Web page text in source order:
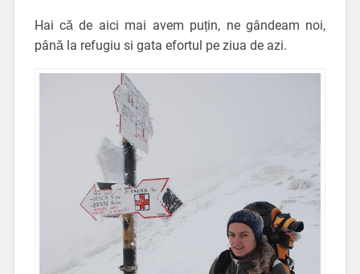
Hai că de aici mai avem puțin, ne gândeam noi,
până la refugiu si gata efortul pe ziua de azi.